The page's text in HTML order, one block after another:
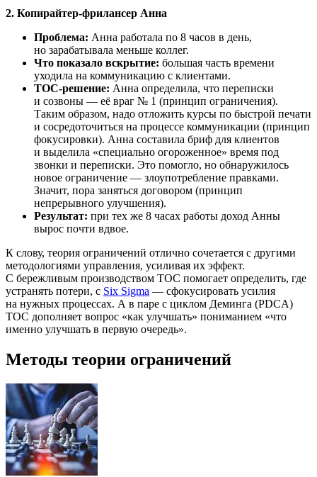
2. Копирайтер-фрилансер Анна
Проблема: Анна работала по 8 часов в день,
но зарабатывала меньше коллег.
Что показало вскрытие: большая часть времени
уходила на коммуникацию с клиентами.
ТОС-решение: Анна определила, что переписки
и созвоны — её враг № 1 (принцип ограничения).
Таким образом, надо отложить курсы по быстрой печати
и сосредоточиться на процессе коммуникации (принцип
фокусировки). Анна составила бриф для клиентов
и выделила «специально огороженное» время под
звонки и переписки. Это помогло, но обнаружилось
новое ограничение — злоупотребление правками.
Значит, пора заняться договором (принцип
непрерывного улучшения).
Результат: при тех же 8 часах работы доход Анны
вырос почти вдвое.
К слову, теория ограничений отлично сочетается с другими
методологиями управления, усиливая их эффект.
С бережливым производством ТОС помогает определить, где
устранять потери, с Six Sigma — сфокусировать усилия
на нужных процессах. А в паре с циклом Деминга (PDCA)
ТОС дополняет вопрос «как улучшать» пониманием «что
именно улучшать в первую очередь».
Методы теории ограничений